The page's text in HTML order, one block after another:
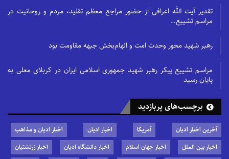
تقدیر آیت الله اعرافی از حضور مراجع معظم تقلید، مردم و روحانیت در
مراسم تشییع…
رهبر شهید محور وحدت امت و الهام‌بخش جبهه مقاومت بود
مراسم تشییع پیکر رهبر شهید جمهوری اسلامی ایران در کربلای معلی به
پایان رسید
برچسب‌های پربازدید
آخرین اخبار ادیان آمریکا اخبار ادیان
اخبار ادیان و مذاهب
اخبار بین الملل
اخبار جهان اسلام اخبار دانشگاه ادیان
اخبار زرتشتیان